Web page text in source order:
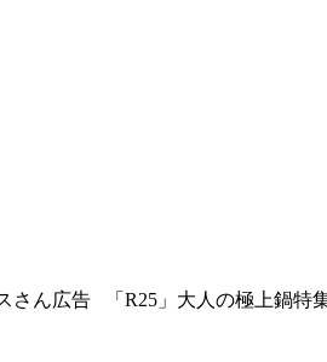
ん広告 「R25」大人の極上鍋特